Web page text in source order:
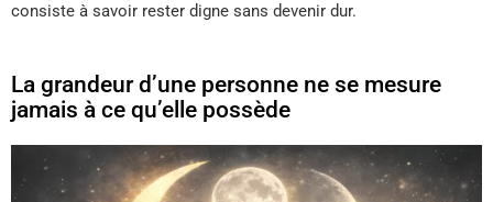
consiste à savoir rester digne sans devenir dur.
La grandeur d’une personne ne se mesure
jamais à ce qu’elle possède